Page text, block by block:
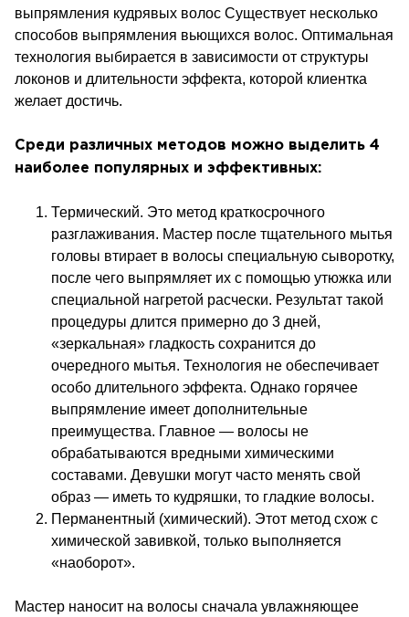
выпрямления кудрявых волос Существует несколько
способов выпрямления вьющихся волос. Оптимальная
технология выбирается в зависимости от структуры
локонов и длительности эффекта, которой клиентка
желает достичь.
Среди различных методов можно выделить 4
наиболее популярных и эффективных:
Термический. Это метод краткосрочного
разглаживания. Мастер после тщательного мытья
головы втирает в волосы специальную сыворотку,
после чего выпрямляет их с помощью утюжка или
специальной нагретой расчески. Результат такой
процедуры длится примерно до 3 дней,
«зеркальная» гладкость сохранится до
очередного мытья. Технология не обеспечивает
особо длительного эффекта. Однако горячее
выпрямление имеет дополнительные
преимущества. Главное — волосы не
обрабатываются вредными химическими
составами. Девушки могут часто менять свой
образ — иметь то кудряшки, то гладкие волосы.
Перманентный (химический). Этот метод схож с
химической завивкой, только выполняется
«наоборот».
Мастер наносит на волосы сначала увлажняющее